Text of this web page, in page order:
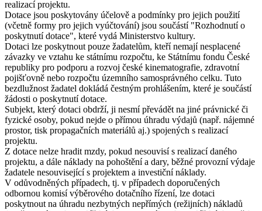
realizací projektu.
Dotace jsou poskytovány účelově a podmínky pro jejich použití
(včetně formy pro jejich vyúčtování) jsou součástí "Rozhodnutí o
poskytnutí dotace", které vydá Ministerstvo kultury.
Dotaci lze poskytnout pouze žadatelům, kteří nemají nesplacené
závazky ve vztahu ke státnímu rozpočtu, ke Státnímu fondu České
republiky pro podporu a rozvoj české kinematografie, zdravotní
pojišťovně nebo rozpočtu územního samosprávného celku. Tuto
bezdlužnost žadatel dokládá čestným prohlášením, které je součástí
žádosti o poskytnutí dotace.
Subjekt, který dotaci obdrží, ji nesmí převádět na jiné právnické či
fyzické osoby, pokud nejde o přímou úhradu výdajů (např. nájemné
prostor, tisk propagačních materiálů aj.) spojených s realizací
projektu.
Z dotace nelze hradit mzdy, pokud nesouvisí s realizací daného
projektu, a dále náklady na pohoštění a dary, běžné provozní výdaje
žadatele nesouvisející s projektem a investiční náklady.
V odůvodněných případech, tj. v případech doporučených
odbornou komisí výběrového dotačního řízení, lze dotaci
poskytnout na úhradu nezbytných nepřímých (režijních) nákladů